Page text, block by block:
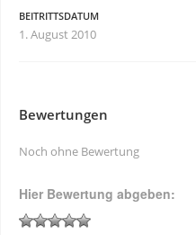
BEITRITTSDATUM
1. August 2010
Bewertungen
Noch ohne Bewertung
Hier Bewertung abgeben: